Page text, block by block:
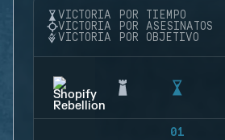
VICTORIA POR TIEMPO
VICTORIA POR ASESINATOS
VICTORIA POR OBJETIVO
01